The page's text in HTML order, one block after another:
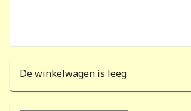
De winkelwagen is leeg